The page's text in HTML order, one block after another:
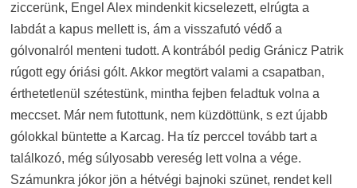
ziccerünk, Engel Alex mindenkit kicselezett, elrúgta a
labdát a kapus mellett is, ám a visszafutó védő a
gólvonalról menteni tudott. A kontrából pedig Gránicz Patrik
rúgott egy óriási gólt. Akkor megtört valami a csapatban,
érthetetlenül szétestünk, mintha fejben feladtuk volna a
meccset. Már nem futottunk, nem küzdöttünk, s ezt újabb
gólokkal büntette a Karcag. Ha tíz perccel tovább tart a
találkozó, még súlyosabb vereség lett volna a vége.
Számunkra jókor jön a hétvégi bajnoki szünet, rendet kell